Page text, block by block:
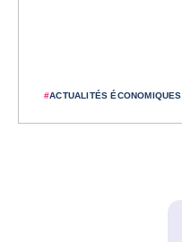
#ACTUALITÉS ÉCONOMIQUES